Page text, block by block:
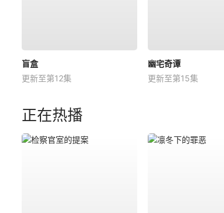
盲盒
更新至第12集
幽宅奇谭
更新至第15集
正在热播